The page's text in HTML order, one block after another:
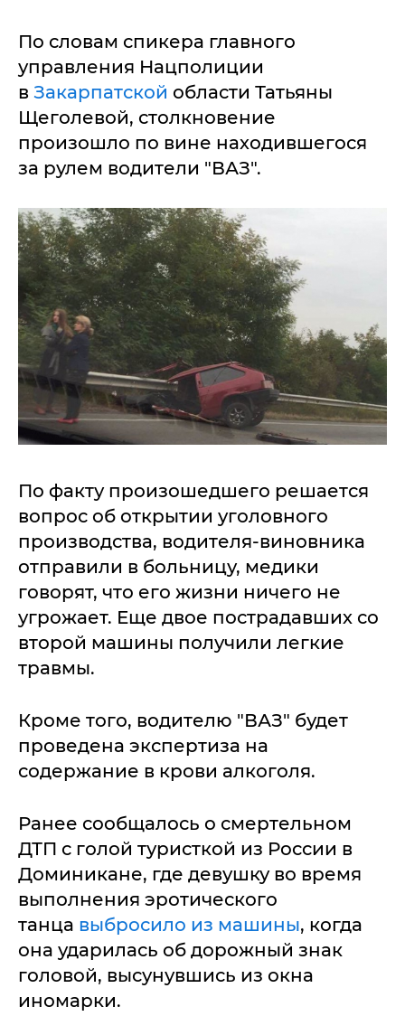
По словам спикера главного
управления Нацполиции
в Закарпатской области Татьяны
Щеголевой, столкновение
произошло по вине находившегося
за рулем водители "ВАЗ".
По факту произошедшего решается
вопрос об открытии уголовного
производства, водителя-виновника
отправили в больницу, медики
говорят, что его жизни ничего не
угрожает. Еще двое пострадавших со
второй машины получили легкие
травмы.
Кроме того, водителю "ВАЗ" будет
проведена экспертиза на
содержание в крови алкоголя.
Ранее сообщалось о смертельном
ДТП с голой туристкой из России в
Доминикане, где девушку во время
выполнения эротического
танца выбросило из машины, когда
она ударилась об дорожный знак
головой, высунувшись из окна
иномарки.